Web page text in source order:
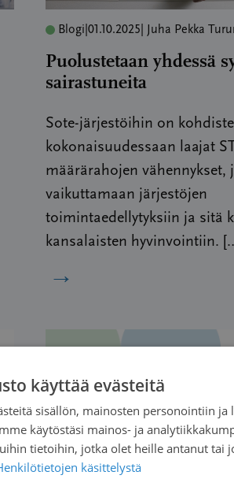
Blogi 01.10.2025 | Juha Pekka
Puolustetaan yhdessä
sairastuneita
Sote-järjestöihin on
kokonaisuudessaan laajat
määrärahojen vähennykset,
vaikuttamaan järjestöjen
toimintaedellytyksiin ja sitä
kansalaisten hyvinvointiin.
→
käyttää evästeitä
sisällön, mainosten personointiin
käytöstäsi mainos- ja
tietoihin, jotka olet heille antanut tai
käsittelystä